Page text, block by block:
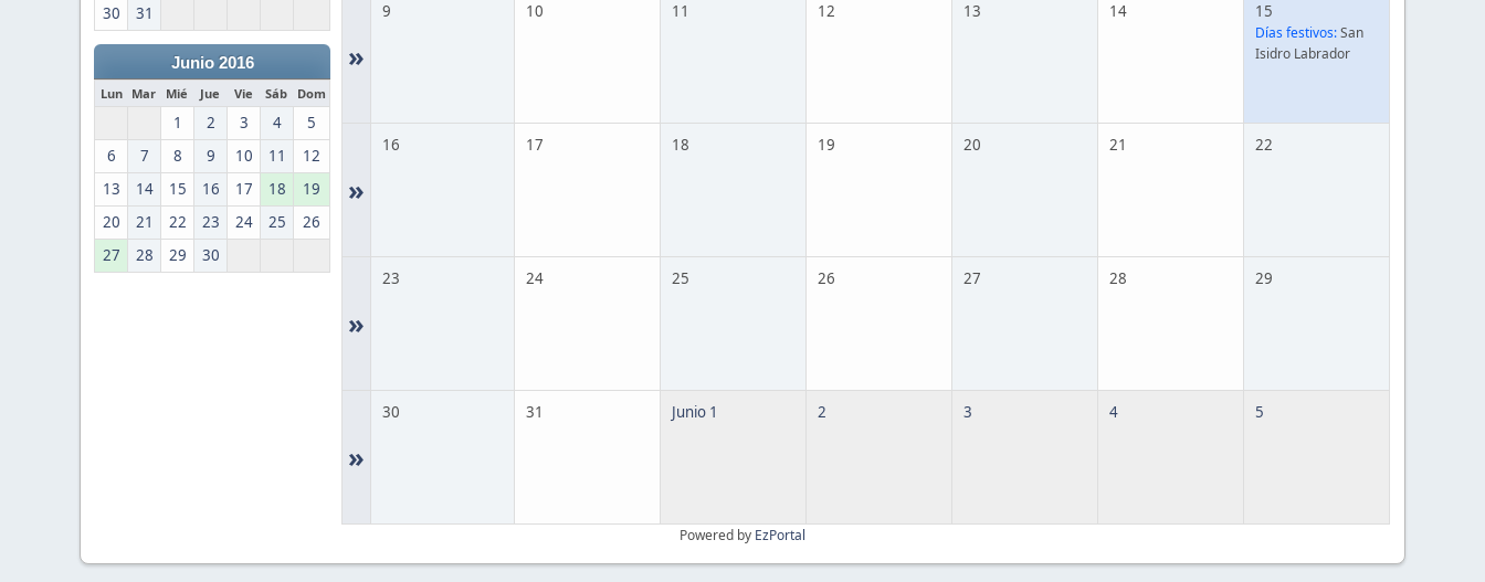
30
31
Junio 2016
Lun Mar Mié Jue Vie Sáb Dom
1 2 3 4
5
6
7 8 9 10 11
12
13
14 15 16 17 18
19
20
21 22 23 24 25
26
27
28 29 30
»
9 10 11 12 13 14 15
Días festivos:San
Isidro Labrador
»
16 17 18 19 20 21 22
»
23 24 25 26 27 28 29
»
30 31 Junio 1 2 3 4 5
Powered by EzPortal